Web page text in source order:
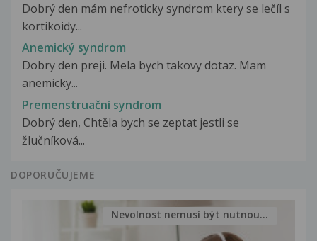
Dobrý den mám nefroticky syndrom ktery se lečíl s
kortikoidy...
Anemický syndrom
Dobry den preji. Mela bych takovy dotaz. Mam
anemicky...
Premenstruační syndrom
Dobrý den, Chtěla bych se zeptat jestli se
žlučníková...
DOPORUČUJEME
Nevolnost nemusí být nutnou...